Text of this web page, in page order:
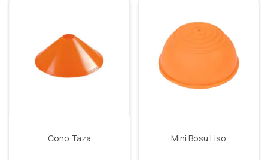
Cono Taza Mini Bosu Liso